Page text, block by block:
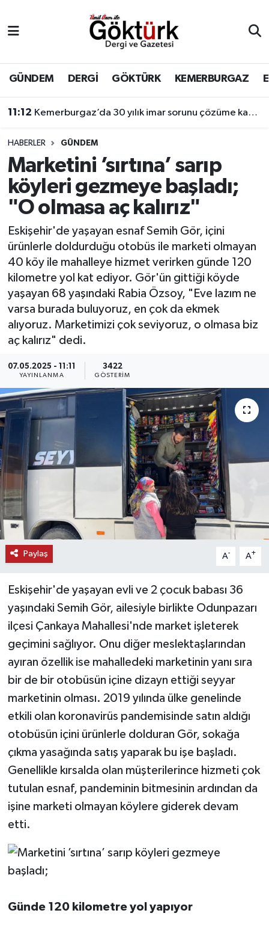
GÜNDEM DERGİ GÖKTÜRK KEMERBURGAZ
11:12 Kemerburgaz’da 30 yılık imar sorunu çözüme kavuşuyor
HABERLER GÜNDEM
Marketini ’sırtına’ sarıp
köyleri gezmeye başladı;
"O olmasa aç kalırız"
Eskişehir'de yaşayan esnaf Semih Gör, içini
ürünlerle doldurduğu otobüs ile marketi olmayan
40 köy ile mahalleye hizmet verirken günde 120
kilometre yol kat ediyor. Gör'ün gittiği köyde
yaşayan 68 yaşındaki Rabia Özsoy, "Eve lazım ne
varsa burada buluyoruz, en çok da ekmek
alıyoruz. Marketimizi çok seviyoruz, o olmasa biz
aç kalırız" dedi.
07.05.2025 - 11:11
YAYINLANMA
3422
GÖSTERIM
Paylaş A- A+
Eskişehir'de yaşayan evli ve 2 çocuk babası 36
yaşındaki Semih Gör, ailesiyle birlikte Odunpazarı
ilçesi Çankaya Mahallesi'nde market işleterek
geçimini sağlıyor. Onu diğer meslektaşlarından
ayıran özellik ise mahalledeki marketinin yanı sıra
bir de bir otobüsün içine dizayn ettiği seyyar
marketinin olması. 2019 yılında ülke genelinde
etkili olan koronavirüs pandemisinde satın aldığı
otobüsün içini ürünlerle dolduran Gör, sokağa
çıkma yasağında satış yaparak bu işe başladı.
Genellikle kırsalda olan müşterilerince hizmeti çok
tutulan esnaf, pandeminin bitmesinin ardından da
işine marketi olmayan köylere giderek devam
etti.
Günde 120 kilometre yol yapıyor
BİLİM
DERGİ
DÜNYA
EĞİTİM
EKONOMİ
GÖKTÜRK
GÜNDEM
KEMERBURGAZ
KÜLTÜR - SANAT
ÖZEL HABER
SAĞLIK
SPOR
TEKNOLOJİ
YAŞAM
Eyüpsultan Hava Durumu
Eyüpsultan Trafik Yoğunluk Haritası
Süper Lig Puan Durumu ve Fikstür
Tüm Manşetler
Son Dakika Haberleri
Haber Arşivi